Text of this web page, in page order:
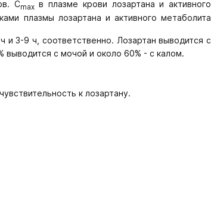
Cmaxв плазме крови лозартана и активного
плазмы лозартана и активного метаболита
и 3-9 ч, соответственно. Лозартан выводится с
с мочой и около 60% - с калом.
к лозартану.